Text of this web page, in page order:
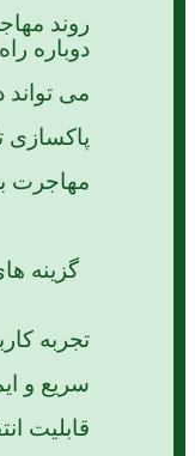
روند
دوباره
می تواند
پاکسازی
مهاجرت
گزینه
تجربه
سریع و
قابلیت